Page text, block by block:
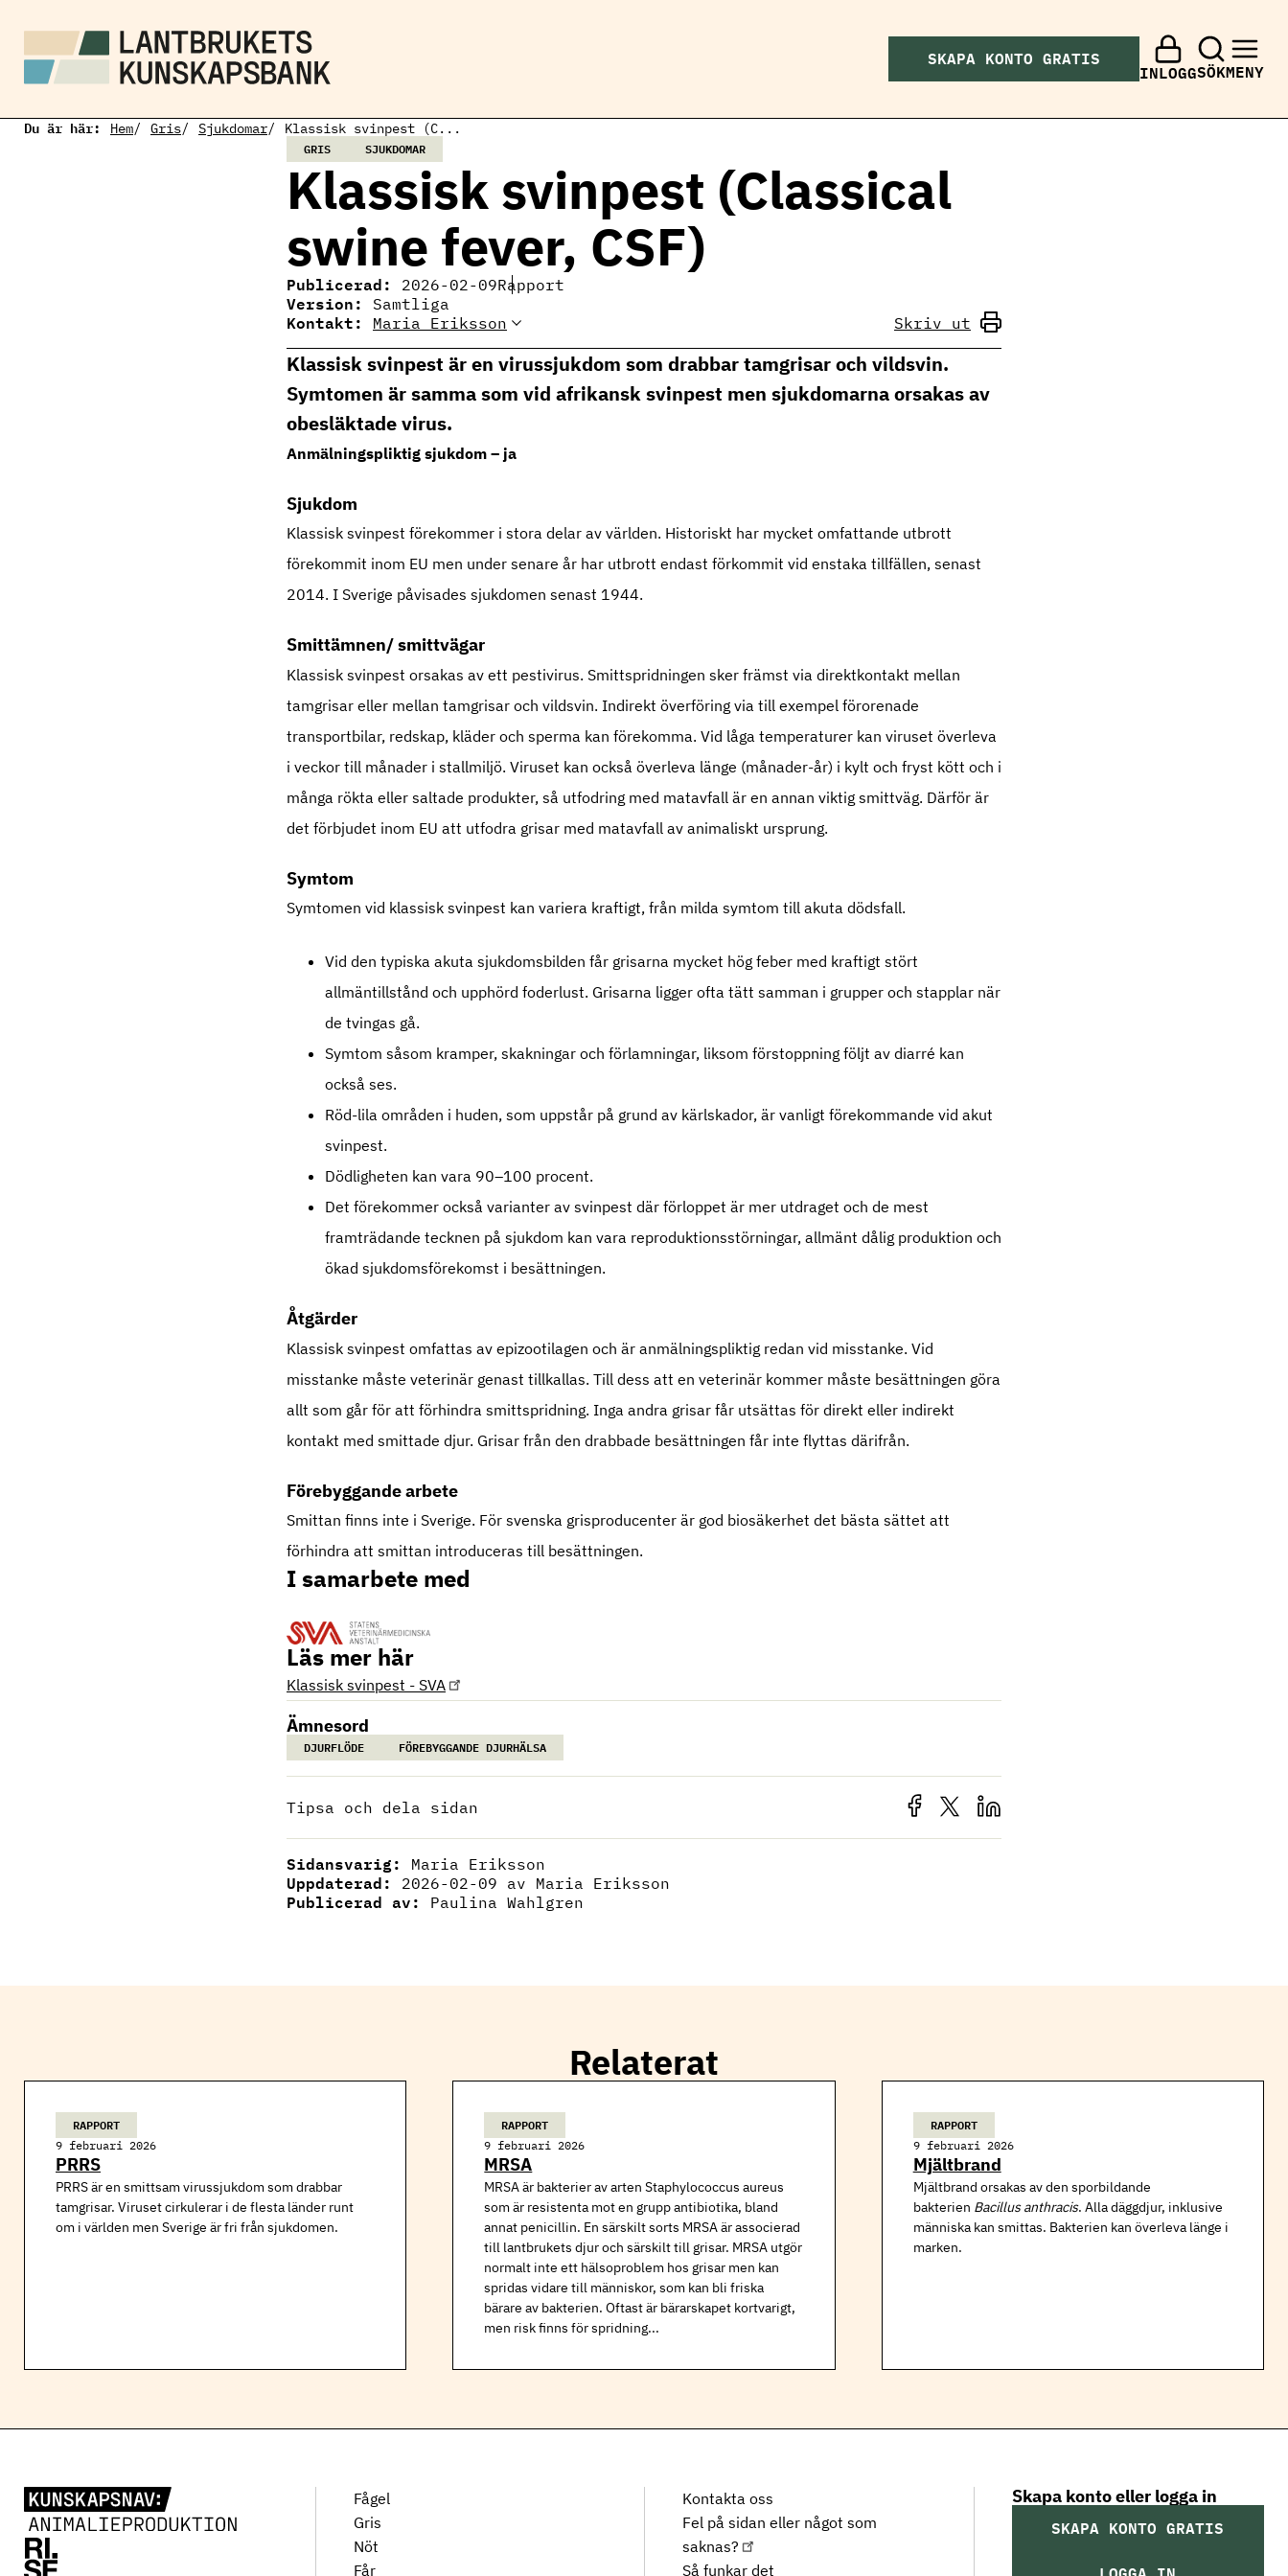
SKAPA KONTO GRATIS
INLOGGSÖKMENY
Du är här: Hem Gris Sjukdomar Klassisk svinpest (C...
GRIS SJUKDOMAR
Klassisk svinpest (Classical
swine fever, CSF)
Publicerad: 2026-02-09Rapport
Version: Samtliga
Kontakt: Maria Eriksson Skriv ut
Maria Eriksson
Ämnesansvarig gris
maria.eriksson@ri.se
010-516 65 37
Klassisk svinpest är en virussjukdom som drabbar tamgrisar och vildsvin.
Symtomen är samma som vid afrikansk svinpest men sjukdomarna orsakas av
obesläktade virus.
Anmälningspliktig sjukdom – ja
Sjukdom
Klassisk svinpest förekommer i stora delar av världen. Historiskt har mycket omfattande utbrott
förekommit inom EU men under senare år har utbrott endast förkommit vid enstaka tillfällen, senast
2014. I Sverige påvisades sjukdomen senast 1944.
Smittämnen/ smittvägar
Klassisk svinpest orsakas av ett pestivirus. Smittspridningen sker främst via direktkontakt mellan
tamgrisar eller mellan tamgrisar och vildsvin. Indirekt överföring via till exempel förorenade
transportbilar, redskap, kläder och sperma kan förekomma. Vid låga temperaturer kan viruset överleva
i veckor till månader i stallmiljö. Viruset kan också överleva länge (månader-år) i kylt och fryst kött och i
många rökta eller saltade produkter, så utfodring med matavfall är en annan viktig smittväg. Därför är
det förbjudet inom EU att utfodra grisar med matavfall av animaliskt ursprung.
Symtom
Symtomen vid klassisk svinpest kan variera kraftigt, från milda symtom till akuta dödsfall.
Vid den typiska akuta sjukdomsbilden får grisarna mycket hög feber med kraftigt stört
allmäntillstånd och upphörd foderlust. Grisarna ligger ofta tätt samman i grupper och stapplar när
de tvingas gå.
Symtom såsom kramper, skakningar och förlamningar, liksom förstoppning följt av diarré kan
också ses.
Röd-lila områden i huden, som uppstår på grund av kärlskador, är vanligt förekommande vid akut
svinpest.
Dödligheten kan vara 90–100 procent.
Det förekommer också varianter av svinpest där förloppet är mer utdraget och de mest
framträdande tecknen på sjukdom kan vara reproduktionsstörningar, allmänt dålig produktion och
ökad sjukdomsförekomst i besättningen.
Åtgärder
Klassisk svinpest omfattas av epizootilagen och är anmälningspliktig redan vid misstanke. Vid
misstanke måste veterinär genast tillkallas. Till dess att en veterinär kommer måste besättningen göra
allt som går för att förhindra smittspridning. Inga andra grisar får utsättas för direkt eller indirekt
kontakt med smittade djur. Grisar från den drabbade besättningen får inte flyttas därifrån.
Förebyggande arbete
Smittan finns inte i Sverige. För svenska grisproducenter är god biosäkerhet det bästa sättet att
förhindra att smittan introduceras till besättningen.
I samarbete med
Läs mer här
Klassisk svinpest - SVA
Ämnesord
DJURFLÖDE FÖREBYGGANDE DJURHÄLSA
Tipsa och dela sidan
Sidansvarig: Maria Eriksson
Uppdaterad: 2026-02-09 av Maria Eriksson
Publicerad av: Paulina Wahlgren
Relaterat
RAPPORT
9 februari 2026
PRRS
PRRS är en smittsam virussjukdom som drabbar
tamgrisar. Viruset cirkulerar i de flesta länder runt
om i världen men Sverige är fri från sjukdomen.
RAPPORT
9 februari 2026
MRSA
MRSA är bakterier av arten Staphylococcus aureus
som är resistenta mot en grupp antibiotika, bland
annat penicillin. En särskilt sorts MRSA är associerad
till lantbrukets djur och särskilt till grisar. MRSA utgör
normalt inte ett hälsoproblem hos grisar men kan
spridas vidare till människor, som kan bli friska
bärare av bakterien. Oftast är bärarskapet kortvarigt,
men risk finns för spridning...
RAPPORT
9 februari 2026
Mjältbrand
Mjältbrand orsakas av den sporbildande
bakterien Bacillus anthracis. Alla däggdjur, inklusive
människa kan smittas. Bakterien kan överleva länge i
marken.
Fågel
Gris
Nöt
Får
Kontakta oss
Fel på sidan eller något som
saknas?
Så funkar det
Skapa konto eller logga in
SKAPA KONTO GRATIS